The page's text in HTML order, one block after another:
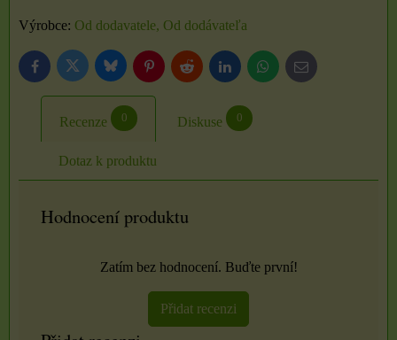
Výrobce: Od dodavatele, Od dodávateľa
FacebookTwitter BlueskyPinterestReddit LinkedInWhatsApp
E-
mail
Recenze 0 Diskuse 0
Dotaz k produktu
Hodnocení produktu
Zatím bez hodnocení. Buďte první!
Přidat recenzi